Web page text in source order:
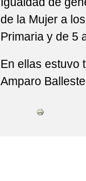
de la Mujer a
Primaria y de 5
En ellas estuvo
Amparo